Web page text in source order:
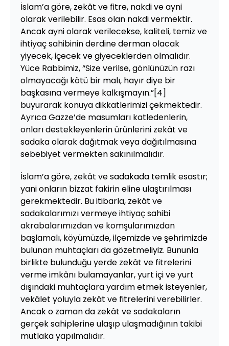
İslam’a göre, zekât ve fitre, nakdi ve ayni
olarak verilebilir. Esas olan nakdi vermektir.
Ancak ayni olarak verilecekse, kaliteli, temiz ve
ihtiyaç sahibinin derdine derman olacak
yiyecek, içecek ve giyeceklerden olmalıdır.
Yüce Rabbimiz, “Size verilse, gönlünüzün razı
olmayacağı kötü bir malı, hayır diye bir
başkasına vermeye kalkışmayın.”[4]
buyurarak konuya dikkatlerimizi çekmektedir.
Ayrıca Gazze’de masumları katledenlerin,
onları destekleyenlerin ürünlerini zekât ve
sadaka olarak dağıtmak veya dağıtılmasına
sebebiyet vermekten sakınılmalıdır.
İslam’a göre, zekât ve sadakada temlik esastır;
yani onların bizzat fakirin eline ulaştırılması
gerekmektedir. Bu itibarla, zekât ve
sadakalarımızı vermeye ihtiyaç sahibi
akrabalarımızdan ve komşularımızdan
başlamalı, köyümüzde, ilçemizde ve şehrimizde
bulunan muhtaçları da gözetmeliyiz. Bununla
birlikte bulunduğu yerde zekât ve fitrelerini
verme imkânı bulamayanlar, yurt içi ve yurt
dışındaki muhtaçlara yardım etmek isteyenler,
vekâlet yoluyla zekât ve fitrelerini verebilirler.
Ancak o zaman da zekât ve sadakaların
gerçek sahiplerine ulaşıp ulaşmadığının takibi
mutlaka yapılmalıdır.